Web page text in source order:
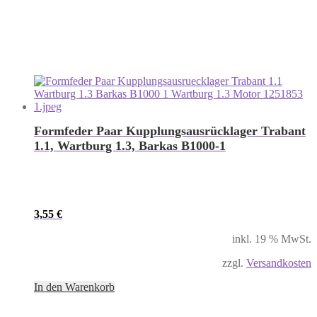
Formfeder Paar Kupplungsausrücklager Trabant
1.1, Wartburg 1.3, Barkas B1000-1
3,55 €
inkl. 19 % MwSt.
zzgl. Versandkosten
In den Warenkorb